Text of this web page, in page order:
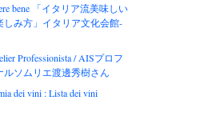
bene 「イタリア流美味しい
しみ方」イタリア文化会館-
Professionista / AISプロフ
ルソムリエ渡邊秀樹さん
dei vini : Lista dei vini